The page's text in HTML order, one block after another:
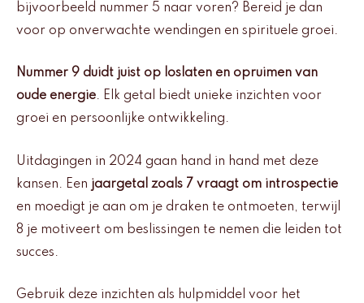
bijvoorbeeld nummer 5 naar voren? Bereid je dan
voor op onverwachte wendingen en spirituele groei.
Nummer 9 duidt juist op loslaten en opruimen van
oude energie. Elk getal biedt unieke inzichten voor
groei en persoonlijke ontwikkeling.
Uitdagingen in 2024 gaan hand in hand met deze
kansen. Een jaargetal zoals 7 vraagt om introspectie
en moedigt je aan om je draken te ontmoeten, terwijl
8 je motiveert om beslissingen te nemen die leiden tot
succes.
Gebruik deze inzichten als hulpmiddel voor het